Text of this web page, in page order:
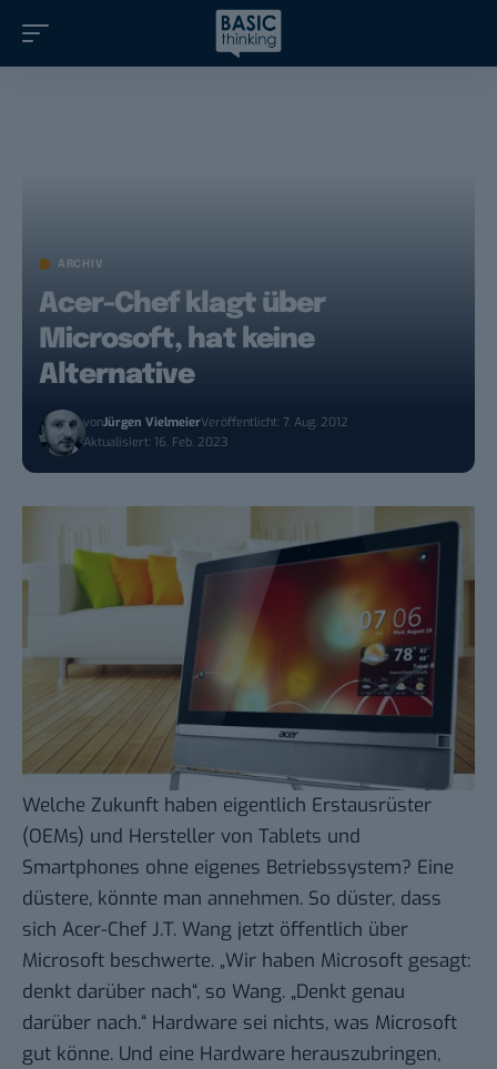
ARCHIV
Acer-Chef klagt über
Microsoft, hat keine
Alternative
vonJürgen VielmeierVeröffentlicht: 7. Aug. 2012
Aktualisiert: 16. Feb. 2023
Welche Zukunft haben eigentlich Erstausrüster
(OEMs) und Hersteller von Tablets und
Smartphones ohne eigenes Betriebssystem? Eine
düstere, könnte man annehmen. So düster, dass
sich Acer-Chef J.T. Wang jetzt öffentlich über
Microsoft beschwerte. „Wir haben Microsoft gesagt:
denkt darüber nach“, so Wang. „Denkt genau
darüber nach.“ Hardware sei nichts, was Microsoft
gut könne. Und eine Hardware herauszubringen,